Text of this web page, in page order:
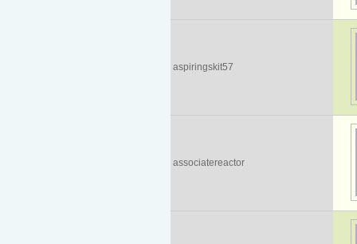
aspiringskit57
associatereactor